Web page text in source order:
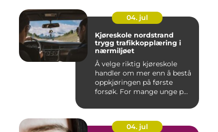
04. jul
Kjøreskole nordstrand
trygg trafikkopplæring i
nærmiljøet
Å velge riktig kjøreskole
handler om mer enn å bestå
oppkjøringen på første
forsøk. For mange unge p...
04. jul